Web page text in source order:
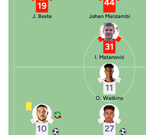
44
Johan Manzambi
19
J. Beste
31
I. Matanović
10 27
11
O. Watkins